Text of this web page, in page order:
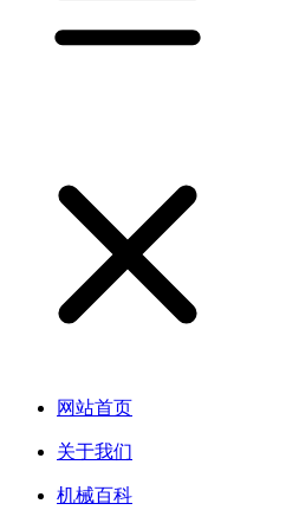
网站首页
关于我们
机械百科